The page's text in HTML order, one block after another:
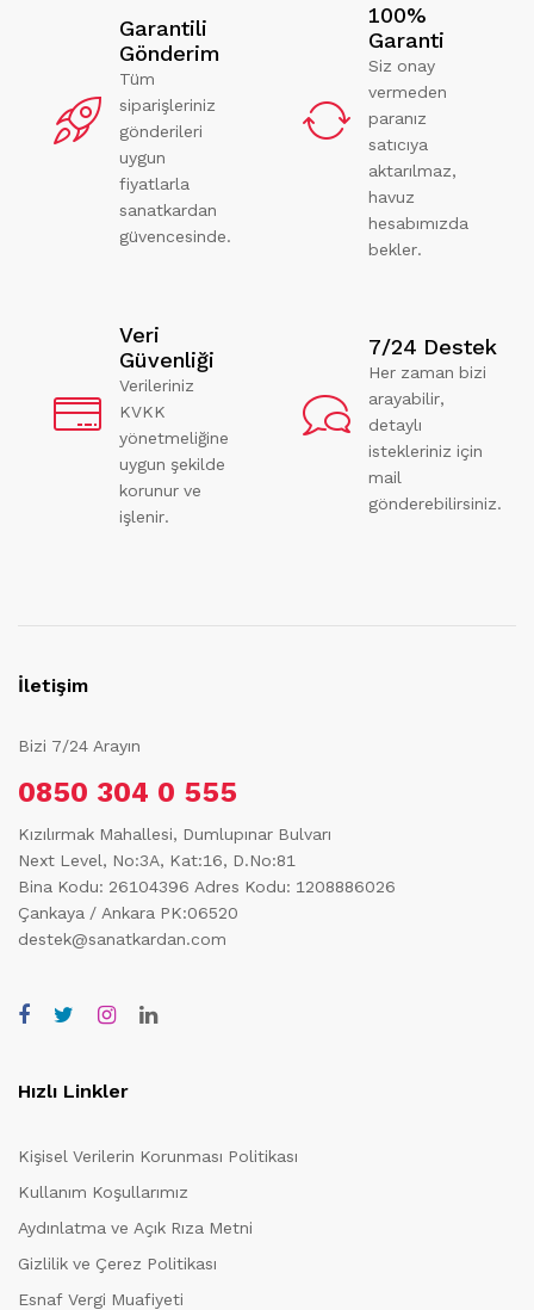
Garantili
Gönderim
Tüm
siparişleriniz
gönderileri
uygun
fiyatlarla
sanatkardan
güvencesinde.
100%
Garanti
Siz onay
vermeden
paranız
satıcıya
aktarılmaz,
havuz
hesabımızda
bekler.
Veri
Güvenliği
Verileriniz
KVKK
yönetmeliğine
uygun şekilde
korunur ve
işlenir.
7/24 Destek
Her zaman bizi
arayabilir,
detaylı
istekleriniz için
mail
gönderebilirsiniz.
İletişim
Bizi 7/24 Arayın
0850 304 0 555
Kızılırmak Mahallesi, Dumlupınar Bulvarı
Next Level, No:3A, Kat:16, D.No:81
Bina Kodu: 26104396 Adres Kodu: 1208886026
Çankaya / Ankara PK:06520
destek@sanatkardan.com
Hızlı Linkler
Kişisel Verilerin Korunması Politikası
Kullanım Koşullarımız
Aydınlatma ve Açık Rıza Metni
Gizlilik ve Çerez Politikası
Esnaf Vergi Muafiyeti